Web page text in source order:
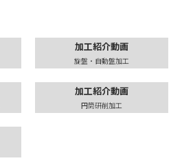
加工紹介動画
旋盤・自動盤加工
加工紹介動画
円筒研削加工